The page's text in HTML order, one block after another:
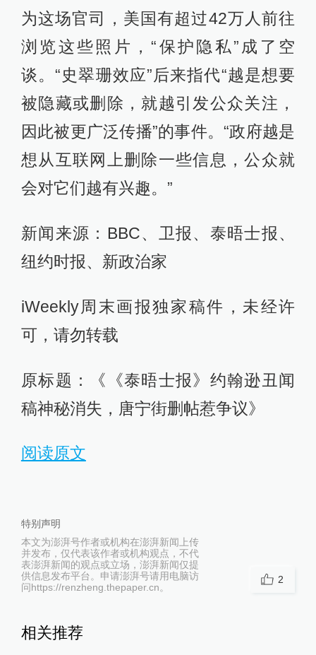
为这场官司，美国有超过42万人前往
浏览这些照片，“保护隐私”成了空
谈。“史翠珊效应”后来指代“越是想要
被隐藏或删除，就越引发公众关注，
因此被更广泛传播”的事件。“政府越是
想从互联网上删除一些信息，公众就
会对它们越有兴趣。”
新闻来源：BBC、卫报、泰晤士报、
纽约时报、新政治家
iWeekly周末画报独家稿件，未经许
可，请勿转载
原标题：《《泰晤士报》约翰逊丑闻
稿神秘消失，唐宁街删帖惹争议》
阅读原文
特别声明
本文为澎湃号作者或机构在澎湃新闻上传
并发布，仅代表该作者或机构观点，不代
表澎湃新闻的观点或立场，澎湃新闻仅提
供信息发布平台。申请澎湃号请用电脑访
问https://renzheng.thepaper.cn。
2
相关推荐